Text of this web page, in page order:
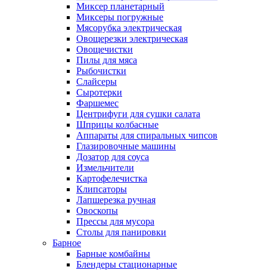
Миксер планетарный
Миксеры погружные
Мясорубка электрическая
Овощерезки электрическая
Овощечистки
Пилы для мяса
Рыбочистки
Слайсеры
Сыротерки
Фаршемес
Центрифуги для сушки салата
Шприцы колбасные
Аппараты для спиральных чипсов
Глазировочные машины
Дозатор для соуса
Измельчители
Картофелечистка
Клипсаторы
Лапшерезка ручная
Овоскопы
Прессы для мусора
Столы для панировки
Барное
Барные комбайны
Блендеры стационарные